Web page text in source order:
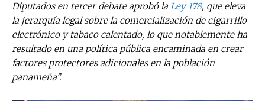
Diputados en tercer debate aprobó la Ley 178, que eleva
la jerarquía legal sobre la comercialización de cigarrillo
electrónico y tabaco calentado, lo que notablemente ha
resultado en una política pública encaminada en crear
factores protectores adicionales en la población
panameña”.